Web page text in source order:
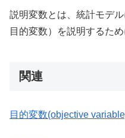
説明変数とは、統計モデ
目的変数）を説明するた
関連
目的変数(objective